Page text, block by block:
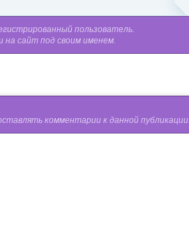
пользователь.
на сайт под своим именем.
комментарии к данной публикации.